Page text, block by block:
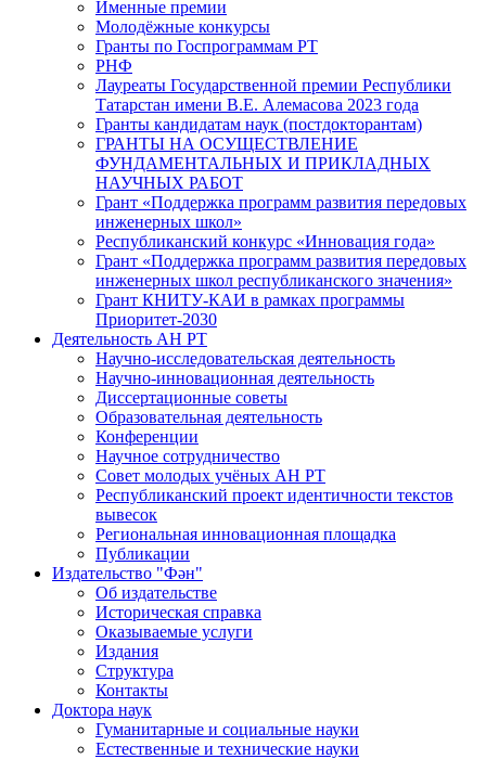
Именные премии
Молодёжные конкурсы
Гранты по Госпрограммам РТ
РНФ
Лауреаты Государственной премии Республики
Татарстан имени В.Е. Алемасова 2023 года
Гранты кандидатам наук (постдокторантам)
ГРАНТЫ НА ОСУЩЕСТВЛЕНИЕ
ФУНДАМЕНТАЛЬНЫХ И ПРИКЛАДНЫХ
НАУЧНЫХ РАБОТ
Грант «Поддержка программ развития передовых
инженерных школ»
Республиканский конкурс «Инновация года»
Грант «Поддержка программ развития передовых
инженерных школ республиканского значения»
Грант КНИТУ-КАИ в рамках программы
Приоритет-2030
Деятельность АН РТ
Научно-исследовательская деятельность
Научно-инновационная деятельность
Диссертационные советы
Образовательная деятельность
Конференции
Научное сотрудничество
Совет молодых учёных АН РТ
Республиканский проект идентичности текстов
вывесок
Региональная инновационная площадка
Публикации
Издательство "Фән"
Об издательстве
Историческая справка
Оказываемые услуги
Издания
Структура
Контакты
Доктора наук
Гуманитарные и социальные науки
Естественные и технические науки